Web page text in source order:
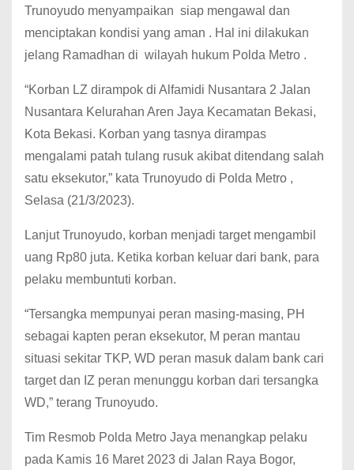
Trunoyudo menyampaikan siap mengawal dan
menciptakan kondisi yang aman . Hal ini dilakukan
jelang Ramadhan di wilayah hukum Polda Metro .
“Korban LZ dirampok di Alfamidi Nusantara 2 Jalan
Nusantara Kelurahan Aren Jaya Kecamatan Bekasi,
Kota Bekasi. Korban yang tasnya dirampas
mengalami patah tulang rusuk akibat ditendang salah
satu eksekutor,” kata Trunoyudo di Polda Metro ,
Selasa (21/3/2023).
Lanjut Trunoyudo, korban menjadi target mengambil
uang Rp80 juta. Ketika korban keluar dari bank, para
pelaku membuntuti korban.
“Tersangka mempunyai peran masing-masing, PH
sebagai kapten peran eksekutor, M peran mantau
situasi sekitar TKP, WD peran masuk dalam bank cari
target dan IZ peran menunggu korban dari tersangka
WD,” terang Trunoyudo.
Tim Resmob Polda Metro Jaya menangkap pelaku
pada Kamis 16 Maret 2023 di Jalan Raya Bogor,